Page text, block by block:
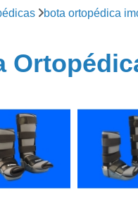
bota ortopédica